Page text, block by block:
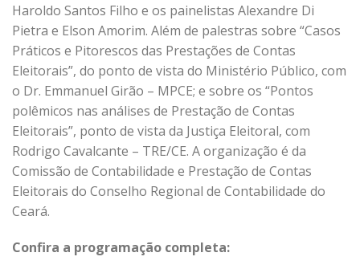
Haroldo Santos Filho e os painelistas Alexandre Di
Pietra e Elson Amorim. Além de palestras sobre “Casos
Práticos e Pitorescos das Prestações de Contas
Eleitorais”, do ponto de vista do Ministério Público, com
o Dr. Emmanuel Girão – MPCE; e sobre os “Pontos
polêmicos nas análises de Prestação de Contas
Eleitorais”, ponto de vista da Justiça Eleitoral, com
Rodrigo Cavalcante – TRE/CE. A organização é da
Comissão de Contabilidade e Prestação de Contas
Eleitorais do Conselho Regional de Contabilidade do
Ceará.
Confira a programação completa: